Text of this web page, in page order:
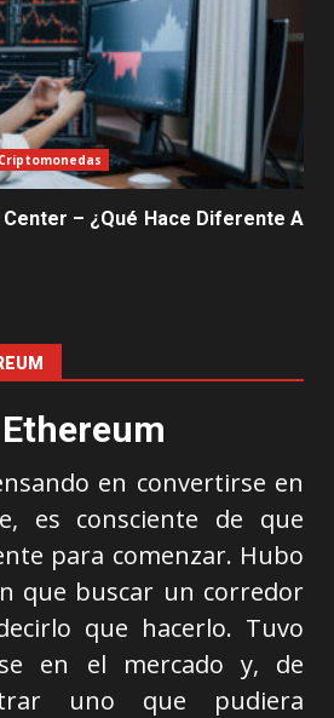
– ¿Qué Hace Diferente A
en convertirse en
es consciente de que
para comenzar. Hubo
que buscar un corredor
que hacerlo. Tuvo
en el mercado y, de
uno que pudiera